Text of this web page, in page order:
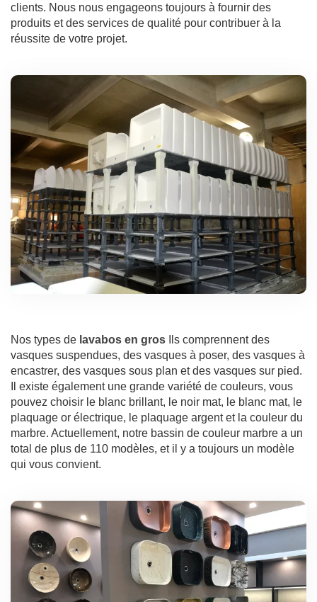
clients. Nous nous engageons toujours à fournir des
produits et des services de qualité pour contribuer à la
réussite de votre projet.
Nos types de lavabos en gros Ils comprennent des
vasques suspendues, des vasques à poser, des vasques à
encastrer, des vasques sous plan et des vasques sur pied.
Il existe également une grande variété de couleurs, vous
pouvez choisir le blanc brillant, le noir mat, le blanc mat, le
plaquage or électrique, le plaquage argent et la couleur du
marbre. Actuellement, notre bassin de couleur marbre a un
total de plus de 110 modèles, et il y a toujours un modèle
qui vous convient.